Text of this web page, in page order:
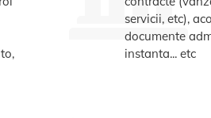
servicii, etc),
documente
instanta... etc